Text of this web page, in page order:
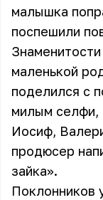
малышка
поспешили
маленькой
поделился с
милым селфи,
Иосиф,
продюсер
зайка».
Поклонников